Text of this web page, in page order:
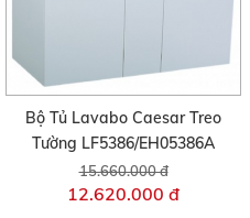
Bộ Tủ Lavabo Caesar Treo
Tường LF5386/EH05386A
15.660.000 đ
12.620.000 đ